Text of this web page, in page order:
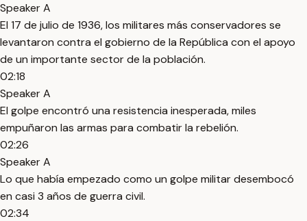
Speaker A
El 17 de julio de 1936, los militares más conservadores se
levantaron contra el gobierno de la República con el apoyo
de un importante sector de la población.
02:18
Speaker A
El golpe encontró una resistencia inesperada, miles
empuñaron las armas para combatir la rebelión.
02:26
Speaker A
Lo que había empezado como un golpe militar desembocó
en casi 3 años de guerra civil.
02:34